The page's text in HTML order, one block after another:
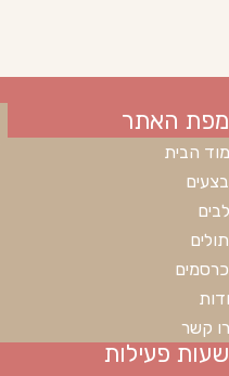
מפת האתר
הבית
קשר
שעות פעילות